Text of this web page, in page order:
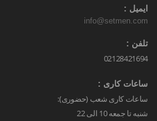
ایمیل :
info@setmen.com
تلفن :
02128421694
ساعات کاری :
ساعات کاری شعب (حضوری):
شنبه تا جمعه 10 الی 22